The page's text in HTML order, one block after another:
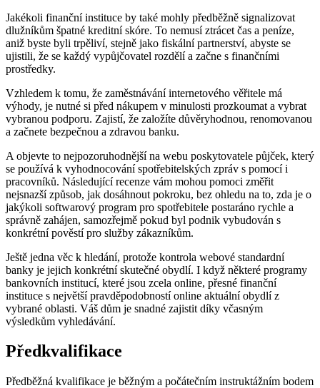
Jakékoli finanční instituce by také mohly předběžně signalizovat
dlužníkům špatné kreditní skóre. To nemusí ztrácet čas a peníze,
aniž byste byli trpěliví, stejně jako fiskální partnerství, abyste se
ujistili, že se každý vypůjčovatel rozdělí a začne s finančními
prostředky.
Vzhledem k tomu, že zaměstnávání internetového věřitele má
výhody, je nutné si před nákupem v minulosti prozkoumat a vybrat
vybranou podporu. Zajistí, že založíte důvěryhodnou, renomovanou
a začnete bezpečnou a zdravou banku.
A objevte to nejpozoruhodnější na webu poskytovatele půjček, který
se používá k vyhodnocování spotřebitelských zpráv s pomocí i
pracovníků. Následující recenze vám mohou pomoci změřit
nejsnazší způsob, jak dosáhnout pokroku, bez ohledu na to, zda je o
jakýkoli softwarový program pro spotřebitele postaráno rychle a
správně zahájen, samozřejmě pokud byl podnik vybudován s
konkrétní pověstí pro služby zákazníkům.
Ještě jedna věc k hledání, protože kontrola webové standardní
banky je jejich konkrétní skutečné obydlí. I když některé programy
bankovních institucí, které jsou zcela online, přesné finanční
instituce s největší pravděpodobností online aktuální obydlí z
vybrané oblasti. Váš dům je snadné zajistit díky včasným
výsledkům vyhledávání.
Předkvalifikace
Předběžná kvalifikace je běžným a počátečním instruktážním bodem